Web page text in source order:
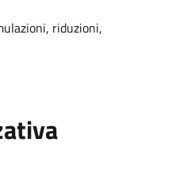
riduzioni,